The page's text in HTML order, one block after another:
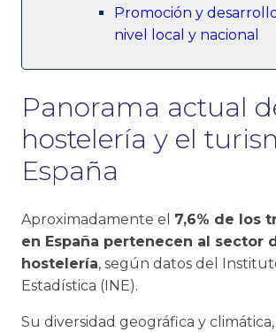
Promoción y
nivel local y nacional
Panorama actual
hostelería y el
España
Aproximadamente el 7,6% de los
en España pertenecen al sector
hostelería, según datos del
Estadística (INE).
Su diversidad geográfica y